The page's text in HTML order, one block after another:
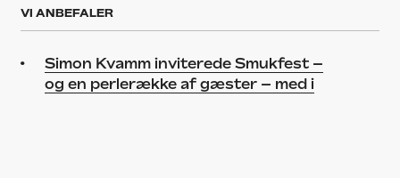
VI ANBEFALER
Simon Kvamm inviterede Smukfest –
og en perlerække af gæster – med i